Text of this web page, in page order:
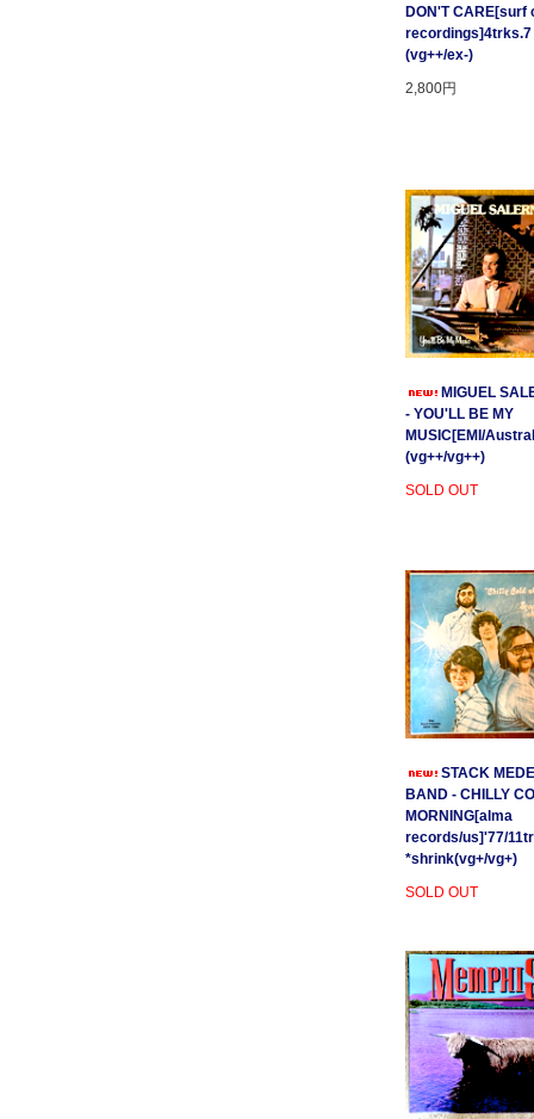
DON'T CARE[surf
recordings]4trks.7
(vg++/ex-)
2,800円
MIGUEL
- YOU'LL BE MY
MUSIC[EMI/
(vg++/vg++)
SOLD OUT
STACK
BAND - CHILLY
MORNING[alma
records/us]'77/
*shrink(vg+/vg+)
SOLD OUT